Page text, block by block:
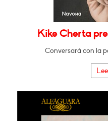
Kike Cherta
Conversará con la